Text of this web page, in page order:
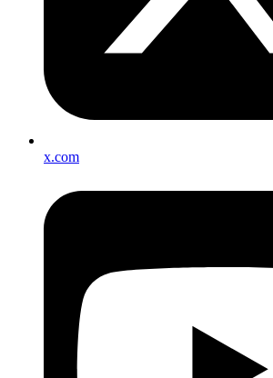
x.com